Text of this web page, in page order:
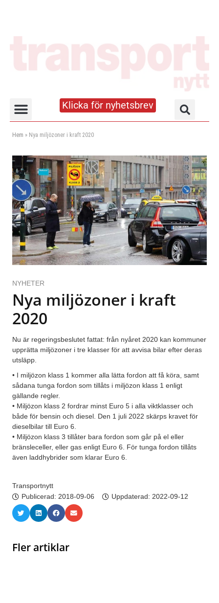
Klicka för nyhetsbrev
Hem » Nya miljözoner i kraft 2020
NYHETER
Nya miljözoner i kraft
2020
Nu är regeringsbeslutet fattat: från nyåret 2020 kan kommuner
upprätta miljözoner i tre klasser för att avvisa bilar efter deras
utsläpp.
• I miljözon klass 1 kommer alla lätta fordon att få köra, samt
sådana tunga fordon som tillåts i miljözon klass 1 enligt
gällande regler.
• Miljözon klass 2 fordrar minst Euro 5 i alla viktklasser och
både för bensin och diesel. Den 1 juli 2022 skärps kravet för
dieselbilar till Euro 6.
• Miljözon klass 3 tillåter bara fordon som går på el eller
bränsleceller, eller gas enligt Euro 6. För tunga fordon tillåts
även laddhybrider som klarar Euro 6.
Transportnytt
Publicerad: 2018-09-06 Uppdaterad: 2022-09-12
Fler artiklar